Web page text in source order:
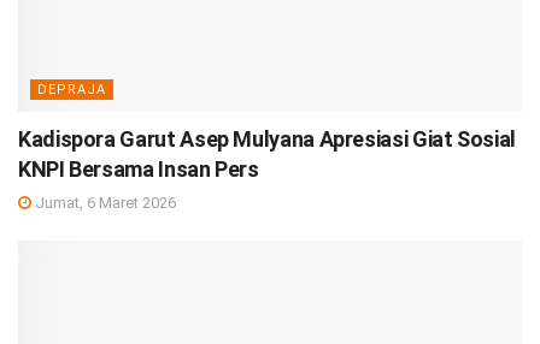
DEPRAJA
Kadispora Garut Asep Mulyana Apresiasi Giat Sosial
KNPI Bersama Insan Pers
Jumat, 6 Maret 2026